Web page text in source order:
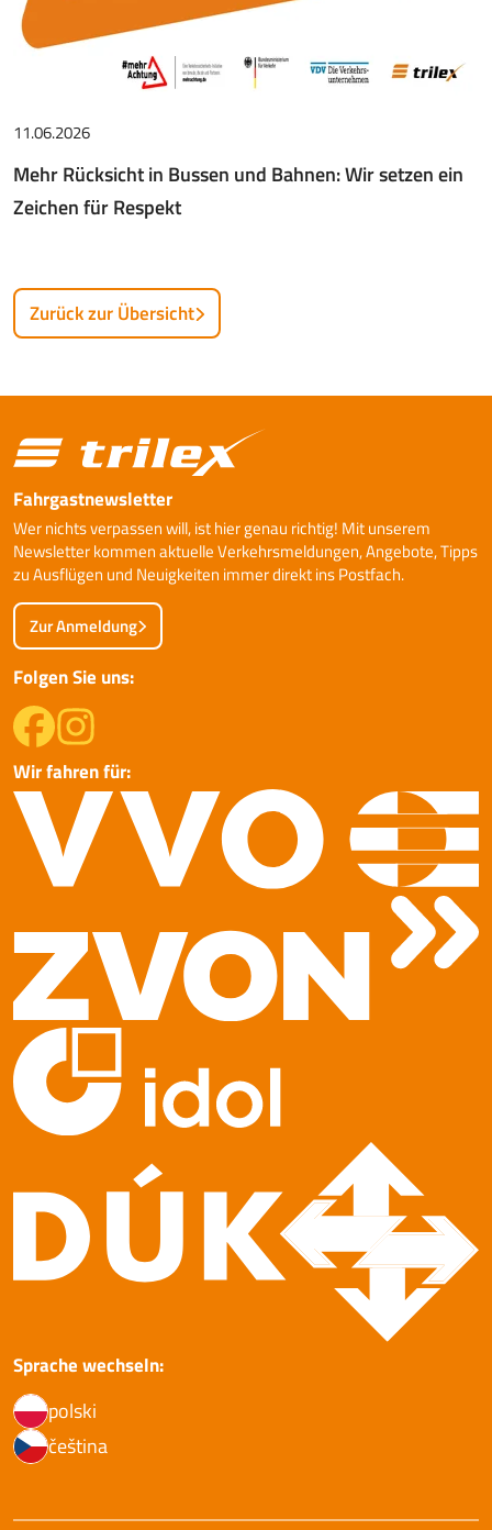
11.06.2026
Mehr Rücksicht in Bussen und Bahnen: Wir setzen ein
Zeichen für Respekt
Zurück zur Übersicht
Fahrgastnewsletter
Wer nichts verpassen will, ist hier genau richtig! Mit unserem
Newsletter kommen aktuelle Verkehrsmeldungen, Angebote, Tipps
zu Ausflügen und Neuigkeiten immer direkt ins Postfach.
Zur Anmeldung
Folgen Sie uns:
Wir fahren für:
Sprache wechseln:
polski
čeština